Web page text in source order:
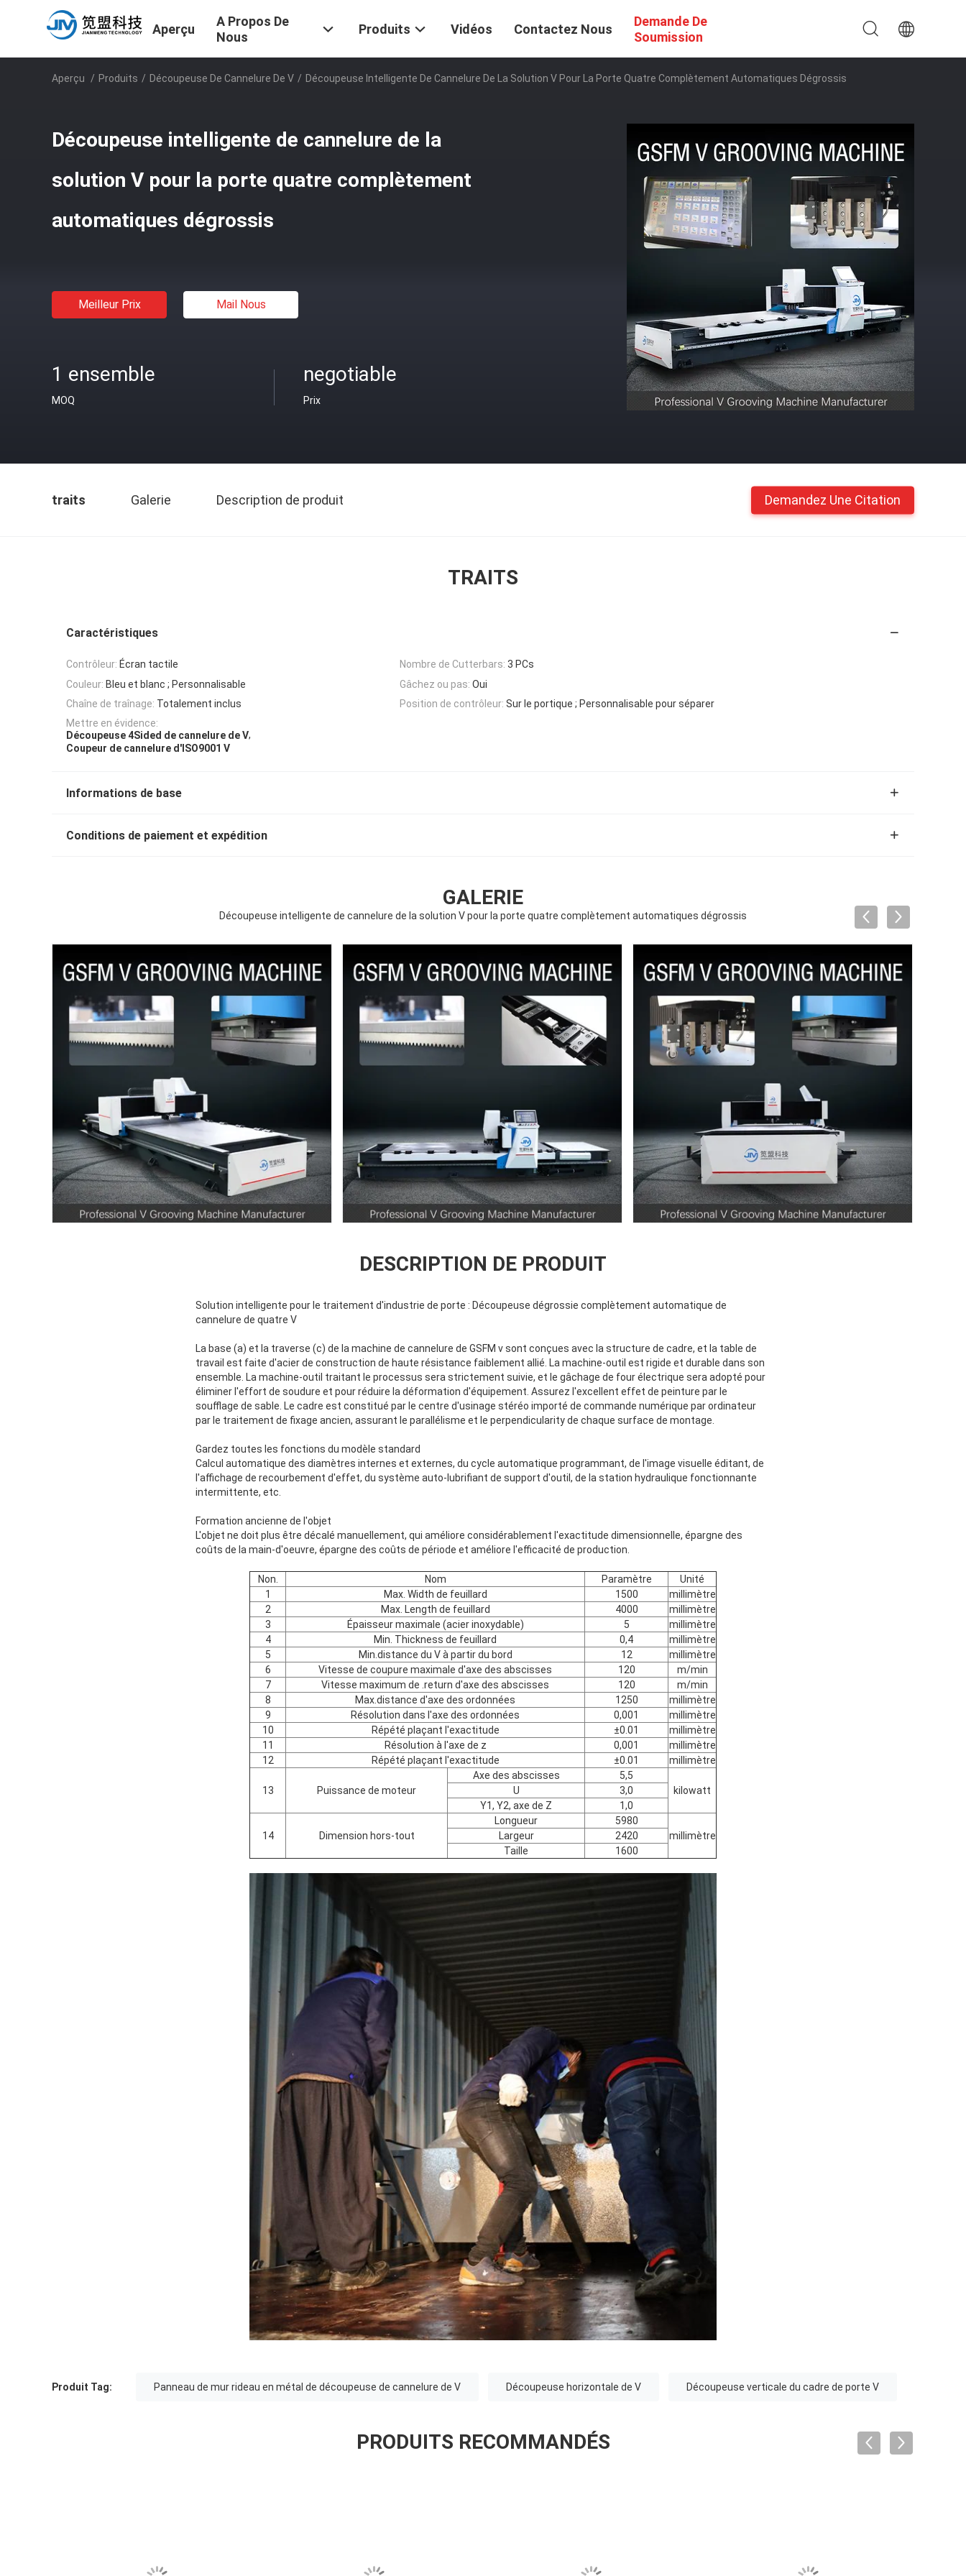
Aperçu
A Propos De
Nous
Produits Vidéos Contactez Nous
Demande De
Soumission
Aperçu / Produits / Découpeuse De Cannelure De V / Découpeuse Intelligente De Cannelure De La Solution V Pour La Porte Quatre Complètement Automatiques Dégrossis
Découpeuse intelligente de cannelure de la
solution V pour la porte quatre complètement
automatiques dégrossis
Meilleur Prix Mail Nous
1 ensemble
MOQ
negotiable
Prix
traits Galerie Description de produit Demandez Une Citation
TRAITS
Caractéristiques
Contrôleur: Écran tactile Nombre de Cutterbars: 3 PCs
Couleur: Bleu et blanc ; Personnalisable Gâchez ou pas: Oui
Chaîne de traînage: Totalement inclus Position de contrôleur: Sur le portique ; Personnalisable pour séparer
Mettre en évidence:
Découpeuse 4Sided de cannelure de V,
Coupeur de cannelure d'ISO9001 V
Informations de base
Conditions de paiement et expédition
GALERIE
Découpeuse intelligente de cannelure de la solution V pour la porte quatre complètement automatiques dégrossis
DESCRIPTION DE PRODUIT
Solution intelligente pour le traitement d'industrie de porte : Découpeuse dégrossie complètement automatique de
cannelure de quatre V
La base (a) et la traverse (c) de la machine de cannelure de GSFM v sont conçues avec la structure de cadre, et la table de
travail est faite d'acier de construction de haute résistance faiblement allié. La machine-outil est rigide et durable dans son
ensemble. La machine-outil traitant le processus sera strictement suivie, et le gâchage de four électrique sera adopté pour
éliminer l'effort de soudure et pour réduire la déformation d'équipement. Assurez l'excellent effet de peinture par le
soufflage de sable. Le cadre est constitué par le centre d'usinage stéréo importé de commande numérique par ordinateur
par le traitement de fixage ancien, assurant le parallélisme et le perpendicularity de chaque surface de montage.
Gardez toutes les fonctions du modèle standard
Calcul automatique des diamètres internes et externes, du cycle automatique programmant, de l'image visuelle éditant, de
l'affichage de recourbement d'effet, du système auto-lubrifiant de support d'outil, de la station hydraulique fonctionnante
intermittente, etc.
Formation ancienne de l'objet
L'objet ne doit plus être décalé manuellement, qui améliore considérablement l'exactitude dimensionnelle, épargne des
coûts de la main-d'oeuvre, épargne des coûts de période et améliore l'efficacité de production.
Non. Nom Paramètre
Unité
1
Max. Width de feuillard 1500
millimètre
2
Max. Length de feuillard 4000
millimètre
3
Épaisseur maximale (acier inoxydable) 5
millimètre
4
Min. Thickness de feuillard 0,4
millimètre
5
Min.distance du V à partir du bord 12
millimètre
6
Vitesse de coupure maximale d'axe des abscisses 120
m/min
7
Vitesse maximum de .return d'axe des abscisses 120
m/min
8
Max.distance d'axe des ordonnées 1250
millimètre
9
Résolution dans l'axe des ordonnées 0,001
millimètre
10
Répété plaçant l'exactitude ±0.01
millimètre
11
Résolution à l'axe de z 0,001
millimètre
12
Répété plaçant l'exactitude ±0.01 millimètre
13 Puissance de moteur
Axe des abscisses
5,5
kilowatt
U
3,0
Y1, Y2, axe de Z
1,0
14 Dimension hors-tout
Longueur
5980
millimètre
Largeur
2420
Taille
1600
Produit Tag: Panneau de mur rideau en métal de découpeuse de cannelure de V Découpeuse horizontale de V Découpeuse verticale du cadre de porte V
PRODUITS RECOMMANDÉS